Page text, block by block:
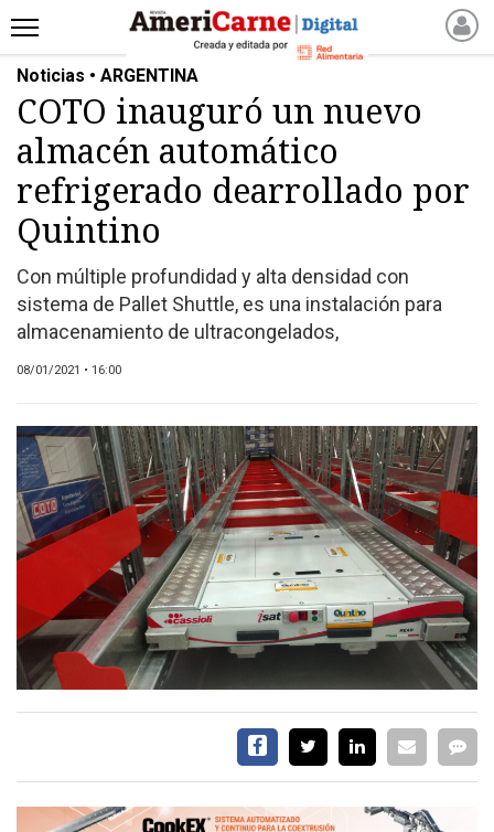
INICIO
NOTICIAS RECIENTES
NOTICIAS
ARTICULOS
PRODUCCIÓN
PROCESO
PRODUCTO
NUEVOS PRODUCTOS
REVISTAS
CATÁLOGO DE CORTES
DE CARNE VACUNA
EVENTOS Y
CAPACITACIONES
DIRECTORIO
CALENDARIO
MEDIA KIT
TEMAS DESTACADOS
CARNE
VACAS
INVESTIGACIÓN
Noticias • ARGENTINA
COTO inauguró un nuevo
almacén automático
refrigerado dearrollado por
Quintino
Con múltiple profundidad y alta densidad con
sistema de Pallet Shuttle, es una instalación para
almacenamiento de ultracongelados,
08/01/2021 • 16:00